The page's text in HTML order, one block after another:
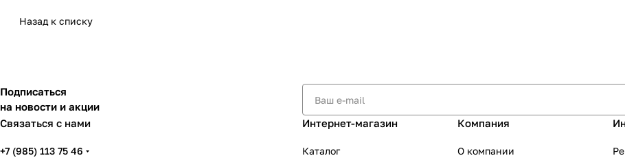
Назад к списку
Подписаться
на новости и акции
Связаться с нами
+7 (985) 113 75 46
Интернет-магазин
Каталог
Компания
О компании